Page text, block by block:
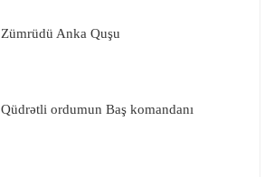
Zümrüdü Anka Quşu
Qüdrətli ordumun Baş komandanı